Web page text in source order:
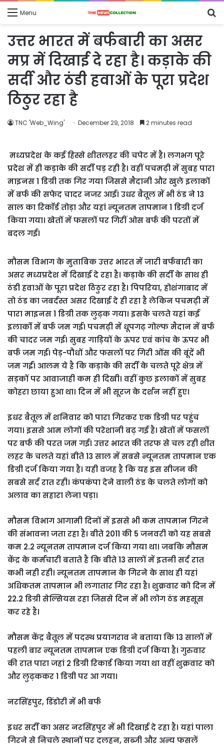
Menu
उत्तर भारत में बर्फबारी का असर
मप्र में दिखाई दे रहा है। कड़ाके की
सर्दी और ठंडी हवाओं के पूरा प्रदेश
ठिठुर रहा है
TNC 'Web_Wing' December 29, 2018 2 minutes read
मध्यप्रदेश के कई हिस्से शीतलहर की चपेट में है। लगभग पूरे
प्रदेश में ही कड़ाके की सर्दी पड़ रही है। वहीं पचमढ़ी में सुबह पारा
माइनस 1 डिग्री तक गिर गया जिससे मैदानी और खुले इलाकों
में बर्फ की सफेद चादर नजर आई। उधर बैतूल में भी ठंड ने 13
साल का रिकॉर्ड तोड़ा और यहां न्यूनतम तापमान 1 डिग्री दर्ज
किया गया। खेतों में फसलों पर गिरीं ओस बर्फ की परतों में
बदल गई।
मौसम विभाग के मुताबिक उत्तर भारत में जारी बर्फबारी का
असर मध्यप्रदेश में दिखाई दे रहा है। कड़ाके की सर्दी के साथ ही
ठंडी हवाओं के पूरा प्रदेश ठिठुर रहा है। पिपरिया, होशंगाबाद में
तो ठंड का जबर्दस्त असर दिखाई दे ही रहा है लेकिन पचमढ़ी में
पारा माइनस 1 डिग्री तक लुढ़क गया। इसके चलते यहां कई
इलाकोंं में बर्फ जम गई। पचमढ़ी में धूपगढ़ गोल्फ मैदान में बर्फ
की चादर जम गई। सुबह गाड़ियों के ऊपर एवं कांच के ऊपर भी
बर्फ जम गई। पेड़-पौधों और फसलों पर गिरी ओंस की बूंदें भी
जम गईं। आलम ये है कि कड़ाके की सर्दी के चलते पूरे क्षेत्र में
सड़कों पर आवाजाही कम ही दिखी। वहीं कुछ इलाकों में सुबह
कोहरा छाया हुआ था। दिन में भी सूरज के दर्शन नहीं हुए।
इधर बैतूल में शनिवार को पारा गिरकर एक डिग्री पर पहुंच
गया। इससे आम लोगों की परेशानी बढ़ गई है। खेतों में फसलों
पर बर्फ की परत जम गई। उत्तर भारत की तरफ से चल रही शीत
लहर के चलते यहां बीते 13 साल में सबसे न्यूनतम तापमान एक
डिग्री दर्ज किया गया है। यही वजह है कि यह इस सीजन की
सबसे सर्द रात रही। कंपकंपा देने वाली ठंड के चलते लोगों को
अलाव का सहारा लेना पड़ा।
मौसम विभाग आगामी दिनों में इससे भी कम तापमान गिरने
की संभावना जता रहा है। बीते 2011 की 5 जनवरी को यह सबसे
कम 2.2 न्यूनतम तापमान दर्ज किया गया था। जबकि मौसम
केंद्र के कर्मचारी बताते है कि बीते 13 सालों में इतनी सर्द रात
कभी नही रही। न्यूनतम तापमान के गिरने के साथ ही यहां
अधिकतम तापमान भी लगातार गिर रहा है। शुक्रवार को दिन में
22.2 डिग्री सेल्सियस रहा जिससे दिन में भी लोग ठंड महसूस
कर रहे है।
मौसम केंद्र बैतूल में पदस्थ प्रयागराव ने बताया कि 13 सालों में
पहली बार न्यूनतम तापमान एक डिग्री दर्ज किया है। गुरुवार
की रात पारा जहां 2 डिग्री रिकार्ड किया गया था वहीं शुक्रवार को
और लुढ़ककर 1 डिग्री पर आ गया।
नरसिंहपुर, डिंडोरी में भी बर्फ
इधर सर्दी का असर नरसिंहपुर में भी दिखाई दे रहा है। यहां पाला
गिरने से निचले स्थानों पर दलहन, सब्जी और अन्य फसलें